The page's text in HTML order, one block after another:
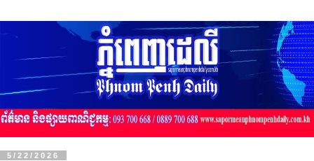
5/22/2026